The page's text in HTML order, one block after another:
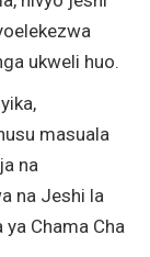
ukweli huo.
masuala
na
na Jeshi la
Chama Cha